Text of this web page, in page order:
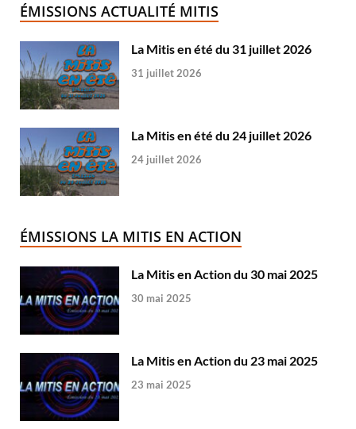
ÉMISSIONS ACTUALITÉ MITIS
La Mitis en été du 31 juillet 2026
31 juillet 2026
La Mitis en été du 24 juillet 2026
24 juillet 2026
ÉMISSIONS LA MITIS EN ACTION
La Mitis en Action du 30 mai 2025
30 mai 2025
La Mitis en Action du 23 mai 2025
23 mai 2025